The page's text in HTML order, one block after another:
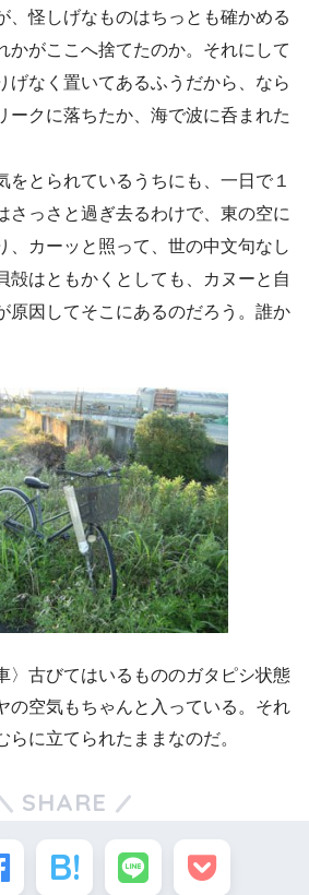
、怪しげなものはちっとも確かめる
かがここへ捨てたのか。それにして
げなく置いてあるふうだから、なら
ークに落ちたか、海で波に呑まれた
とられているうちにも、一日で１
さっさと過ぎ去るわけで、東の空に
、カーッと照って、世の中文句なし
殻はともかくとしても、カヌーと自
原因してそこにあるのだろう。誰か
〉古びてはいるもののガタピシ状態
の空気もちゃんと入っている。それ
らに立てられたままなのだ。
SHARE